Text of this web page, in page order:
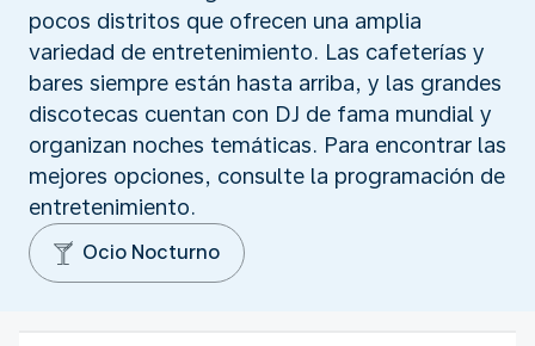
pocos distritos que ofrecen una amplia
variedad de entretenimiento. Las cafeterías y
bares siempre están hasta arriba, y las grandes
discotecas cuentan con DJ de fama mundial y
organizan noches temáticas. Para encontrar las
mejores opciones, consulte la programación de
entretenimiento.
Ocio Nocturno